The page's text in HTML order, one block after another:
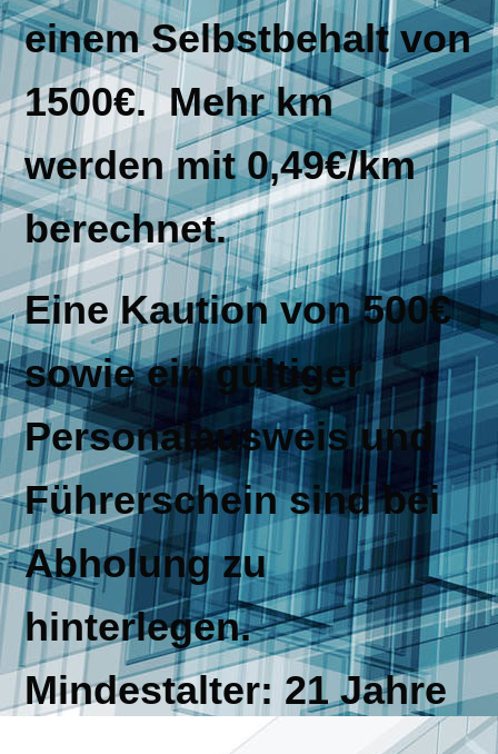
einem Selbstbehalt von
1500€. Mehr km
werden mit 0,49€/km
berechnet.
Eine Kaution von 500€
sowie ein gültiger
Personalausweis und
Führerschein sind bei
Abholung zu
hinterlegen.
Mindestalter: 21 Jahre